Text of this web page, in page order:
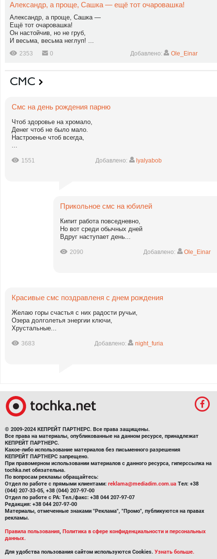
Александр, а проще, Сашка — ещё тот очаровашка!
Александр, а проще, Сашка —
Ещё тот очаровашка!
Он настойчив, но не груб,
И весьма, весьма неглуп! ...
2353 0 Добавлено: Ole_Einar
СМС
Смс на день рождения парню
Чтоб здоровье на хромало,
Денег чтоб не было мало.
Настроенье чтоб всегда,
...
1551 Добавлено: lyalyabob
Прикольное смс на юбилей
Кипит работа повседневно,
Но вот среди обычных дней
Вдруг наступает день...
2090 Добавлено: Ole_Einar
Красивые смс поздравленя с днем рождения
Желаю горы счастья с них радости ручьи,
Озера долголетья энергии ключи,
Хрустальные...
3683 Добавлено: night_furia
© 2009-2024 КЕПРЕЙТ ПАРТНЕРС. Все права защищены.
Все права на материалы, опубликованные на данном ресурсе, принадлежат
КЕПРЕЙТ ПАРТНЕРС.
Какое-либо использование материалов без письменного разрешения
КЕПРЕЙТ ПАРТНЕРС запрещено.
При правомерном использовании материалов с данного ресурса, гиперссылка на
tochka.net обязательна.
По вопросам рекламы обращайтесь:
Отдел по работе с прямыми клиентами: reklama@mediadim.com.ua Тел: +38
(044) 207-33-05, +38 (044) 207-97-00
Отдел по работе с РА: Тел./факс: +38 044 207-97-07
Редакция: +38 044 207-97-00
Материалы, отмеченные знаками "Реклама", "Промо", публикуются на правах
рекламы.
Правила пользования, Политика в сфере конфиденциальности и персональных
данных.
Для удобства пользования сайтом используются Cookies. Узнать больше.